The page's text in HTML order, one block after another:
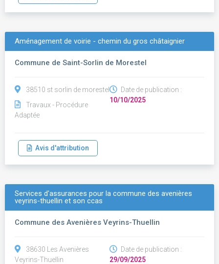
Aménagement de voirie - chemin du gros châtaignier
Commune de Saint-Sorlin de Morestel
38510 st sorlin de morestel
Travaux - Procédure
Adaptée
Date de publication :
10/10/2025
Avis d'attribution
Services d'assurances pour la commune des avenières
veyrins-thuellin et son ccas
Commune des Avenières Veyrins-Thuellin
38630 Les Avenières
Veyrins-Thuellin
Date de publication :
29/09/2025